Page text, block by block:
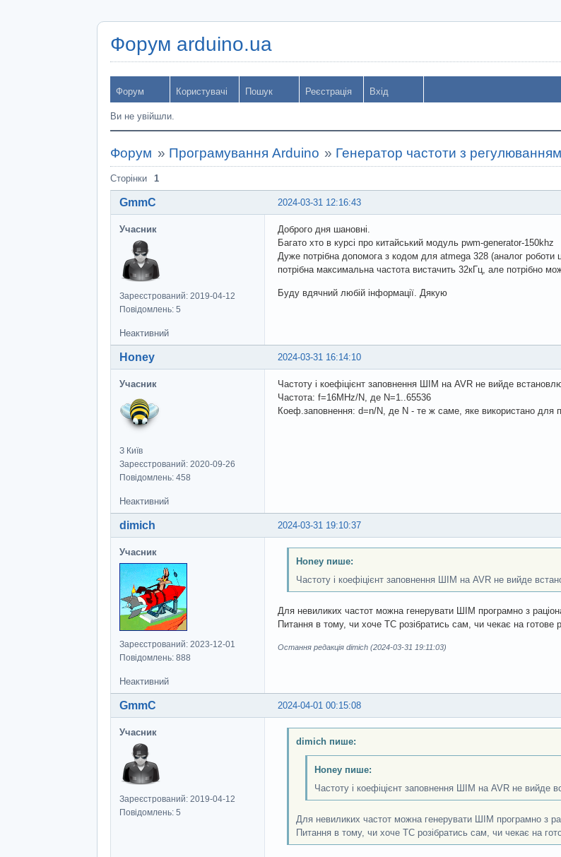
Форум arduino.ua
Форум Користувачі Пошук Реєстрація Вхід
Ви не увійшли.
Форум » Програмування Arduino » Генератор частоти з
Сторінки 1
2024-03-31 12:16:43
GmmC
Учасник
Зареєстрований: 2019-04-12
Повідомлень: 5
Доброго дня шановні.
Багато хто в курсі про китайський модуль pwm-generator-150khz
Дуже потрібна допомога з кодом для atmega 328 (аналог
потрібна максимальна частота вистачить 32кГц, але потрібно
Буду вдячний любій інформації. Дякую
Неактивний
2024-03-31 16:14:10
Honey
Учасник
З Київ
Зареєстрований: 2020-09-26
Повідомлень: 458
Частоту і коефіцієнт заповнення ШІМ на AVR не вийде
Частота: f=16MHz/N, де N=1..65536
Коеф.заповнення: d=n/N, де N - те ж саме, яке використано для
Неактивний
2024-03-31 19:10:37
dimich
Учасник
Зареєстрований: 2023-12-01
Повідомлень: 888
Honey пише:
Частоту і коефіцієнт заповнення ШІМ на AVR не вийде
Для невиликих частот можна генерувати ШІМ програмно з
Питання в тому, чи хоче ТС розібратись сам, чи чекає на готове
Остання редакція dimich (2024-03-31 19:11:03)
Неактивний
2024-04-01 00:15:08
GmmC
Учасник
Зареєстрований: 2019-04-12
Повідомлень: 5
dimich пише:
Honey пише:
Частоту і коефіцієнт заповнення ШІМ на AVR не вийде
Для невиликих частот можна генерувати ШІМ програмно з
Питання в тому, чи хоче ТС розібратись сам, чи чекає на